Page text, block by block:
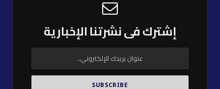
إشترك فى نشرتنا الإخبارية